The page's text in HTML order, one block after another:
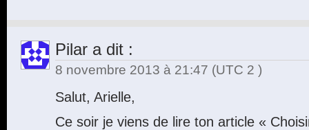
Pilar a dit :
8 novembre 2013 à 21:47 (UTC 2 )
Salut, Arielle,
Ce soir je viens de lire ton article «